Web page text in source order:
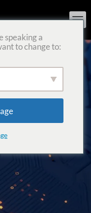
・コン
speaking a
to change to: